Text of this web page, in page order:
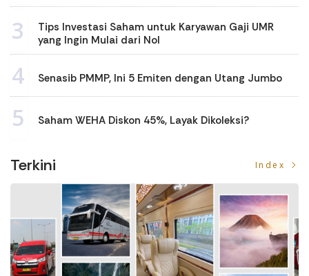
3
Tips Investasi Saham untuk Karyawan Gaji UMR
yang Ingin Mulai dari Nol
4 Senasib PMMP, Ini 5 Emiten dengan Utang Jumbo
5 Saham WEHA Diskon 45%, Layak Dikoleksi?
Terkini Index